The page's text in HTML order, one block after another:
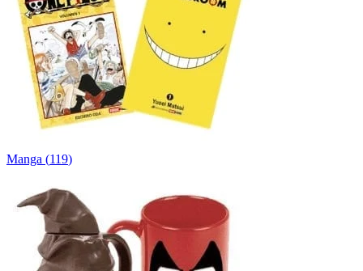
Manga (119)